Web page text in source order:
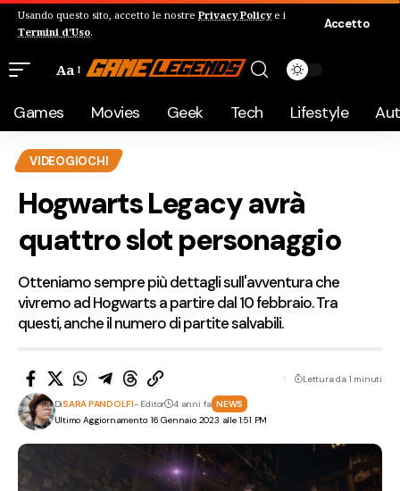
Usando questo sito, accetto le nostre Privacy Policye i
Termini d'Uso.
Accetto
Aa
Games Movies Geek Tech Lifestyle
VIDEOGIOCHI
Hogwarts Legacy avrà
quattro slot personaggio
Otteniamo sempre più dettagli sull'avventura che
vivremo ad Hogwarts a partire dal 10 febbraio. Tra
questi, anche il numero di partite salvabili.
Ultimo Aggiornamento: 16 Gennaio 2023 alle 1:51 PM
DiSARA PANDOLFI- Editor 4 anni fa NEWS
Lettura da 1 minuti